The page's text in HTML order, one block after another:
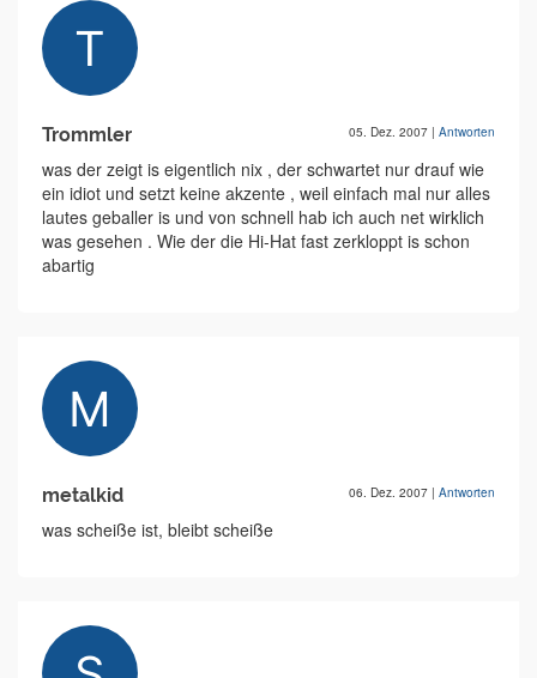
Trommler 05. Dez. 2007 | Antworten
was der zeigt is eigentlich nix , der schwartet nur drauf wie
ein idiot und setzt keine akzente , weil einfach mal nur alles
lautes geballer is und von schnell hab ich auch net wirklich
was gesehen . Wie der die Hi-Hat fast zerkloppt is schon
abartig
metalkid 06. Dez. 2007 | Antworten
was scheiße ist, bleibt scheiße